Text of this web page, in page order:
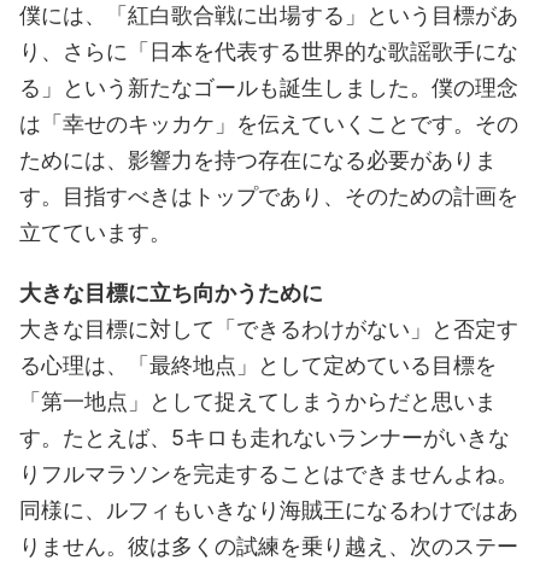
僕には、「紅白歌合戦に出場する」という目標があ
り、さらに「日本を代表する世界的な歌謡歌手にな
る」という新たなゴールも誕生しました。僕の理念
は「幸せのキッカケ」を伝えていくことです。その
ためには、影響力を持つ存在になる必要がありま
す。目指すべきはトップであり、そのための計画を
立てています。
大きな目標に立ち向かうために
大きな目標に対して「できるわけがない」と否定す
る心理は、「最終地点」として定めている目標を
「第一地点」として捉えてしまうからだと思いま
す。たとえば、5キロも走れないランナーがいきな
りフルマラソンを完走することはできませんよね。
同様に、ルフィもいきなり海賊王になるわけではあ
りません。彼は多くの試練を乗り越え、次のステー